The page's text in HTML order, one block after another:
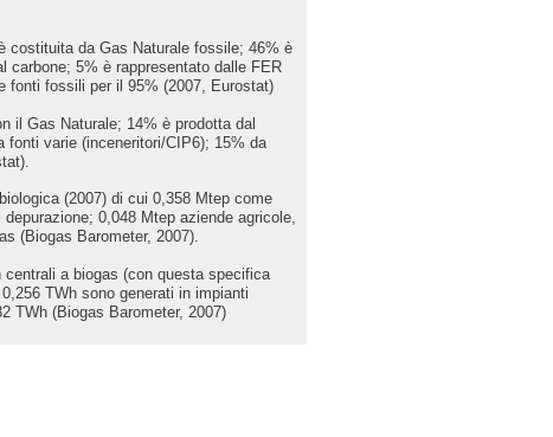
costituita da Gas Naturale fossile; 46% è
carbone; 5% è rappresentato dalle FER
fonti fossili per il 95% (2007, Eurostat)
il Gas Naturale; 14% è prodotta dal
fonti varie (inceneritori/CIP6); 15% da
(2007) di cui 0,358 Mtep come
0,048 Mtep aziende agricole,
(Biogas Barometer, 2007).
a biogas (con questa specifica
TWh sono generati in impianti
TWh (Biogas Barometer, 2007)